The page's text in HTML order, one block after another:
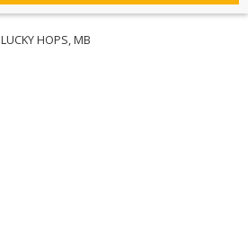
LUCKY HOPS, MB